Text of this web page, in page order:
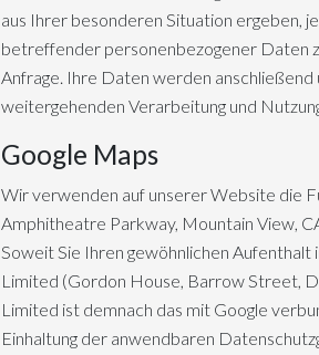
aus Ihrer besonderen Situation ergeben,
betreffender personenbezogener Daten
Anfrage. Ihre Daten werden
weitergehenden Verarbeitung und
Google Maps
Wir verwenden auf unserer Website die
Amphitheatre Parkway, Mountain View,
Soweit Sie Ihren gewöhnlichen
Limited (Gordon House, Barrow Street,
Limited ist demnach das mit Google
Einhaltung der anwendbaren